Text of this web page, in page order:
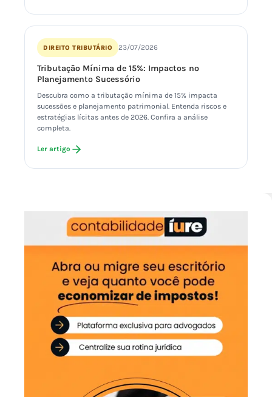
DIREITO TRIBUTÁRIO 23/07/2026
Tributação Mínima de 15%: Impactos no
Planejamento Sucessório
Descubra como a tributação mínima de 15% impacta
sucessões e planejamento patrimonial. Entenda riscos e
estratégias lícitas antes de 2026. Confira a análise
completa.
Ler artigo